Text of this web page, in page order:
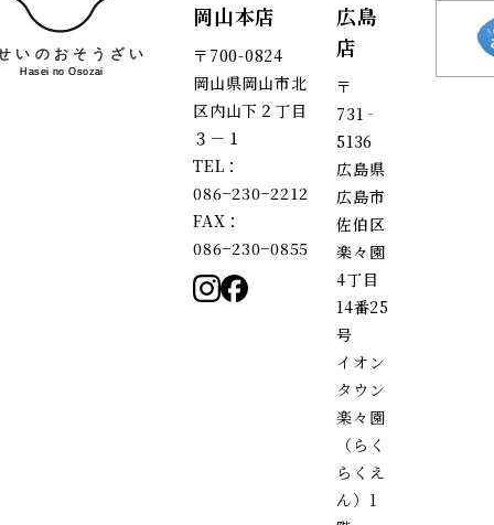
岡山本店
〒700-0824
岡山県岡山市北
区内山下２丁目
３－１
TEL：
086−230−2212
FAX：
086−230−0855
広島
店
〒
731‐
5136
広島県
広島市
佐伯区
楽々園
4丁目
14番25
号
イオン
タウン
楽々園
（らく
らくえ
ん）1